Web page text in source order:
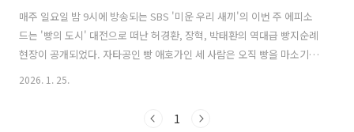
매주 일요일 밤 9시에 방송되는 SBS '미운 우리 새끼'의 이번 주 에피소
드는 '빵의 도시' 대전으로 떠난 허경환, 장혁, 박태환의 역대급 빵지순례
현장이 공개되었다. 자타공인 빵 애호가인 세 사람은 오직 빵을 마소기
위해 대전에 집결했다. 특히 허경환은 대전에서만 만날 수 있는 희귀한
시에는 빵순이, 빵돌이를 위한 맞춤형 웰컴 키트와 가이드만의 독점 꿀팁
2026. 1. 25.
1